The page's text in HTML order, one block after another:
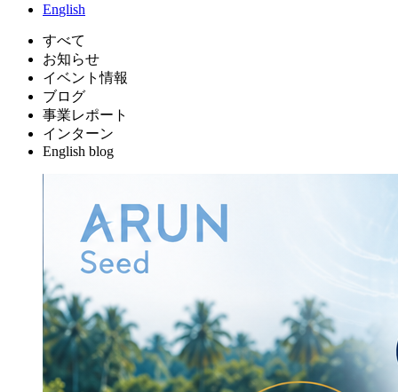
English
すべて
お知らせ
イベント情報
ブログ
事業レポート
インターン
English blog